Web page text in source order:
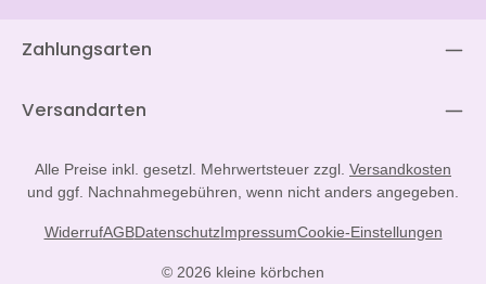
Zahlungsarten
Versandarten
Alle Preise inkl. gesetzl. Mehrwertsteuer zzgl. Versandkosten
und ggf. Nachnahmegebühren, wenn nicht anders angegeben.
© 2026 kleine körbchen
WiderrufAGBDatenschutzImpressumCookie-Einstellungen